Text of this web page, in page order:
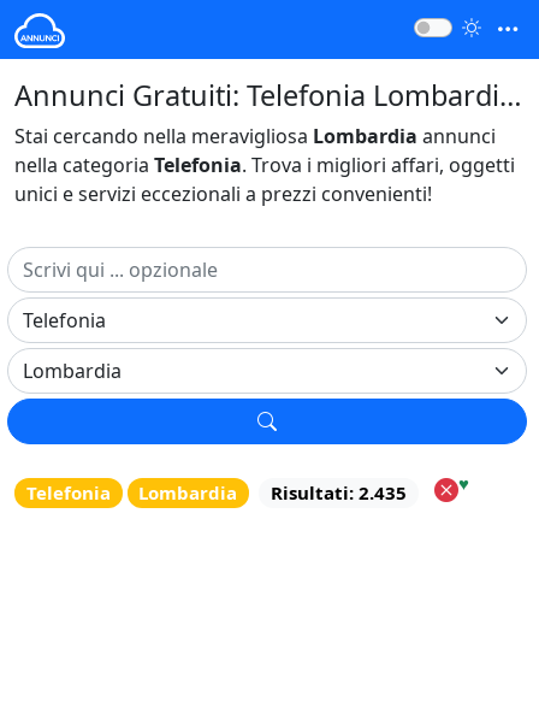
Annunci Gratuiti: Telefonia Lombardia Italia
Stai cercando nella meravigliosa Lombardia annunci
nella categoria Telefonia. Trova i migliori affari, oggetti
unici e servizi eccezionali a prezzi convenienti!
Telefonia Lombardia Risultati: 2.435 ♥